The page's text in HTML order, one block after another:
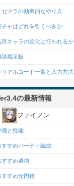
セマラの効率的なやり方
チャはどれを引くべきか
存キャラの強化は行われるか
談掲示板
リアルコード一覧と入力方法
の最新情報
ファイノン
価と性能
すすめパーティ編成
すすめ遺物
すすめ光円錐